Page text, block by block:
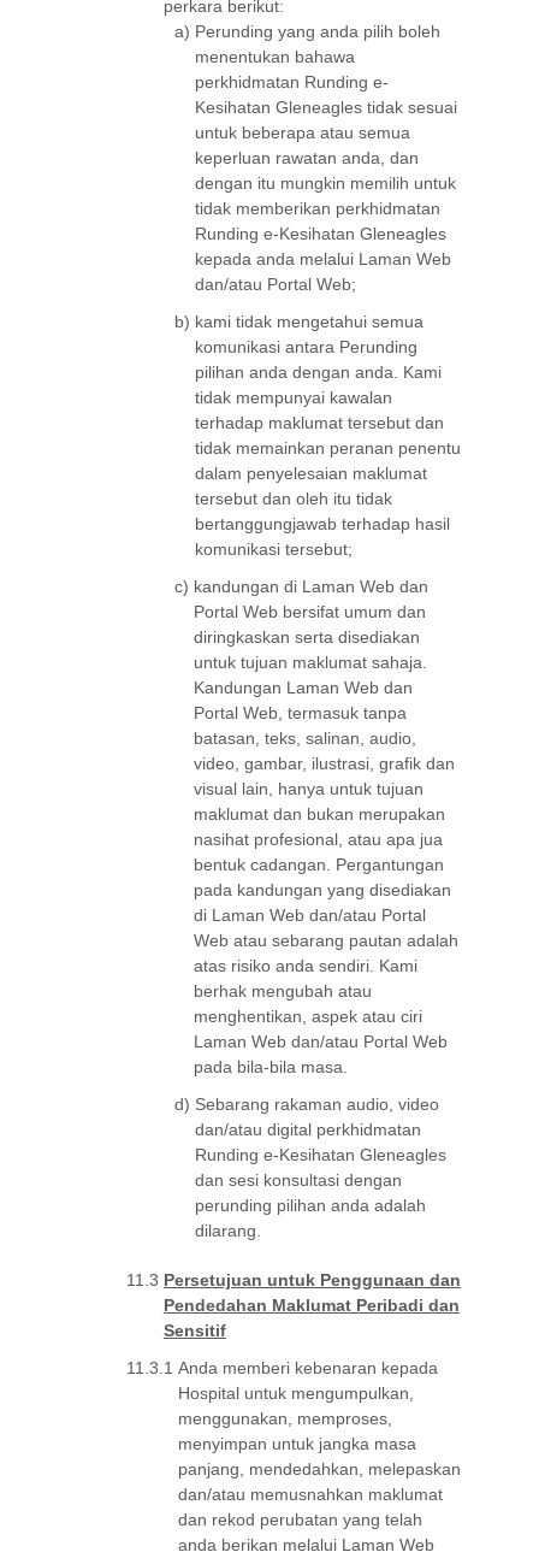
perkara berikut:
a) Perunding yang anda pilih boleh
menentukan bahawa
perkhidmatan Runding e-
Kesihatan Gleneagles tidak sesuai
untuk beberapa atau semua
keperluan rawatan anda, dan
dengan itu mungkin memilih untuk
tidak memberikan perkhidmatan
Runding e-Kesihatan Gleneagles
kepada anda melalui Laman Web
dan/atau Portal Web;
b) kami tidak mengetahui semua
komunikasi antara Perunding
pilihan anda dengan anda. Kami
tidak mempunyai kawalan
terhadap maklumat tersebut dan
tidak memainkan peranan penentu
dalam penyelesaian maklumat
tersebut dan oleh itu tidak
bertanggungjawab terhadap hasil
komunikasi tersebut;
c) kandungan di Laman Web dan
Portal Web bersifat umum dan
diringkaskan serta disediakan
untuk tujuan maklumat sahaja.
Kandungan Laman Web dan
Portal Web, termasuk tanpa
batasan, teks, salinan, audio,
video, gambar, ilustrasi, grafik dan
visual lain, hanya untuk tujuan
maklumat dan bukan merupakan
nasihat profesional, atau apa jua
bentuk cadangan. Pergantungan
pada kandungan yang disediakan
di Laman Web dan/atau Portal
Web atau sebarang pautan adalah
atas risiko anda sendiri. Kami
berhak mengubah atau
menghentikan, aspek atau ciri
Laman Web dan/atau Portal Web
pada bila-bila masa.
d) Sebarang rakaman audio, video
dan/atau digital perkhidmatan
Runding e-Kesihatan Gleneagles
dan sesi konsultasi dengan
perunding pilihan anda adalah
dilarang.
11.3 Persetujuan untuk Penggunaan dan
Pendedahan Maklumat Peribadi dan
Sensitif
11.3.1 Anda memberi kebenaran kepada
Hospital untuk mengumpulkan,
menggunakan, memproses,
menyimpan untuk jangka masa
panjang, mendedahkan, melepaskan
dan/atau memusnahkan maklumat
dan rekod perubatan yang telah
anda berikan melalui Laman Web